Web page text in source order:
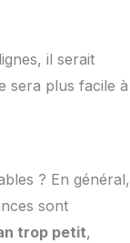
il serait
sera plus facile à
? En général,
sont
trop petit,